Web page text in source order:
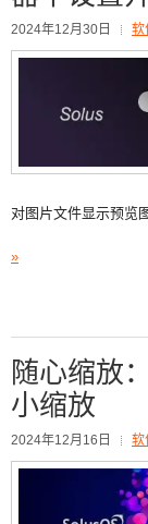
2024年12月30日 软
对图片文件显示预
»
随心缩放
小缩放
2024年12月16日 软